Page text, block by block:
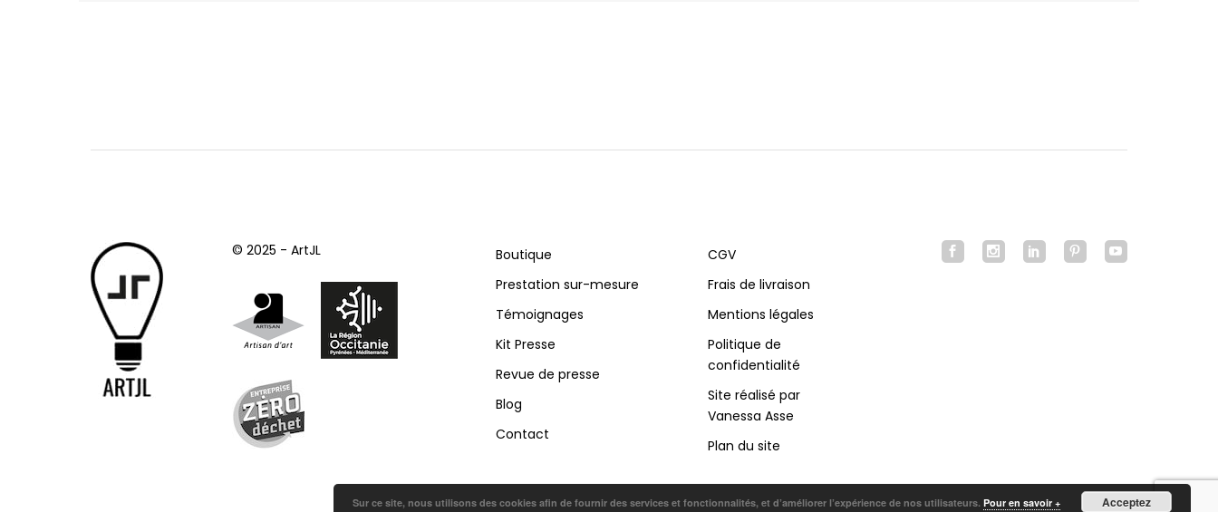
© 2025 - ArtJL
Boutique
Prestation sur-mesure
Témoignages
Kit Presse
Revue de presse
Blog
Contact
CGV
Frais de livraison
Mentions légales
Politique de
confidentialité
Site réalisé par
Vanessa Asse
Plan du site
Sur ce site, nous utilisons des cookies afin de fournir des services et fonctionnalités, et d’améliorer l’expérience de nos utilisateurs. Pour en savoir + Acceptez